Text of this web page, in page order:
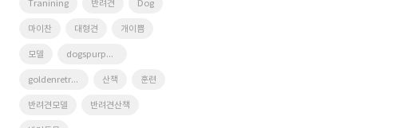
Tranining 반려견 Dog
마이찬 대형견 개이쁨
모델 dogspurpose
goldenretriever 산책 훈련
반려견모델 반려견산책